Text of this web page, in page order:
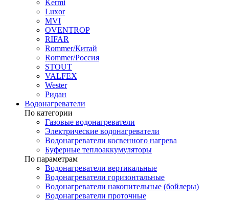
Kermi
Luxor
MVI
OVENTROP
RIFAR​
Rommer/Китай
Rommer/Россия
STOUT
VALFEX
Wester
Ридан
Водонагреватели
По категории
Газовые водонагреватели
Электрические водонагреватели
Водонагреватели косвенного нагрева
Буферные теплоаккумуляторы
По параметрам
Водонагреватели вертикальные
Водонагреватели горизонтальные
Водонагреватели накопительные (бойлеры)
Водонагреватели проточные